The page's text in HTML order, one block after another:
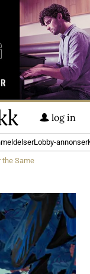
log in
Lobby-annonser
the Same